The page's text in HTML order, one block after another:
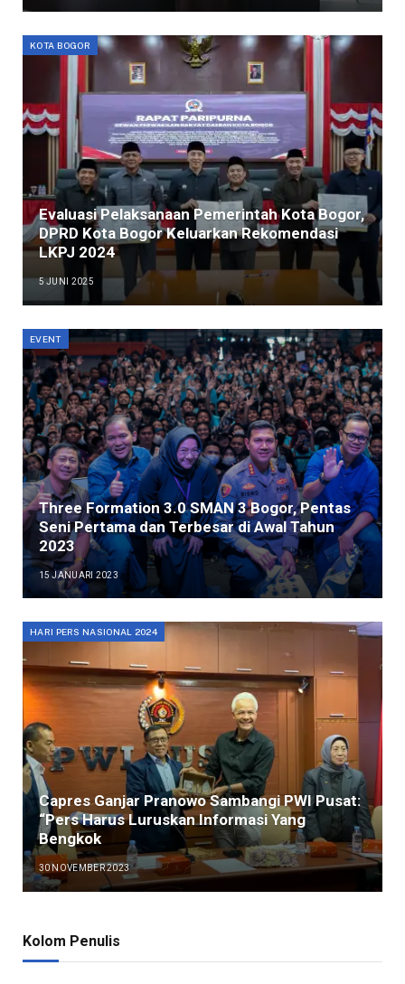
KOTA BOGOR
Evaluasi Pelaksanaan Pemerintah Kota Bogor,
DPRD Kota Bogor Keluarkan Rekomendasi
LKPJ 2024
5 JUNI 2025
EVENT
Three Formation 3.0 SMAN 3 Bogor, Pentas
Seni Pertama dan Terbesar di Awal Tahun
2023
15 JANUARI 2023
HARI PERS NASIONAL 2024
Capres Ganjar Pranowo Sambangi PWI Pusat:
“Pers Harus Luruskan Informasi Yang
Bengkok
30 NOVEMBER 2023
Kolom Penulis